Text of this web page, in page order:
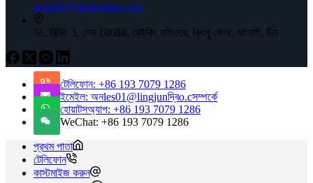
sales01@lingjunbio.com
5চ, বিল্ডিং 3, লেন 10688, বেইকিং হাইওয়ে, কিংপু জেলা, সাংহাই, চীন
টেলিফোন: +86 193 7079 1286
ইমেইল: অনles01@lingjunদ্বিo.cসম্পর্কে
হোয়াটসঅ্যাপ: +86 193 7079 1286
WeChat: +86 193 7079 1286
প্রথম পাতা
টেলিফোন
কাস্টমাইজ করুন